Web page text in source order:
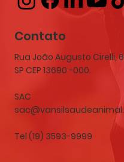
Contato
Rua João Augusto Cirelli,
SP CEP 13690 -000.
SAC
Tel (19) 3593-9999